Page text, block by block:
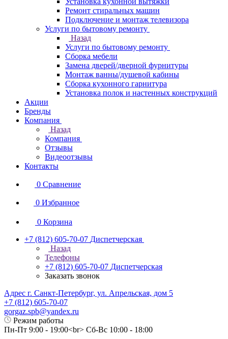
Ремонт стиральных машин
Подключение и монтаж телевизора
Услуги по бытовому ремонту
Назад
Услуги по бытовому ремонту
Сборка мебели
Замена дверей/дверной фурнитуры
Монтаж ванны/душевой кабины
Сборка кухонного гарнитура
Установка полок и настенных конструкций
Акции
Бренды
Компания
Назад
Компания
Отзывы
Видеоотзывы
Контакты
0 Сравнение
0 Избранное
0 Корзина
+7 (812) 605-70-07 Диспетчерская
Назад
Телефоны
+7 (812) 605-70-07 Диспетчерская
Заказать звонок
Адрес г. Санкт-Петербург, ул. Апрельская, дом 5
+7 (812) 605-70-07
gorgaz.spb@yandex.ru
Режим работы
Пн-Пт 9:00 - 19:00<br> Сб-Вс 10:00 - 18:00